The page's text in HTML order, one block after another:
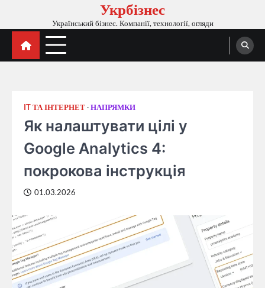
вмісту
Укрбізнес
Український бізнес. Компанії, технології, огляди
IT ТА ІНТЕРНЕТ НАПРЯМКИ
Як налаштувати цілі у
Google Analytics 4:
покрокова інструкція
01.03.2026